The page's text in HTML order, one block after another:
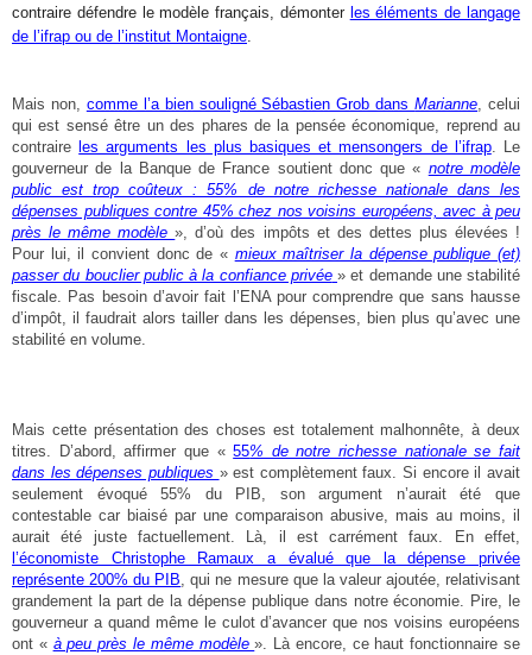
contraire défendre le modèle français, démonter les éléments de langage
de l’ifrap ou de l’institut Montaigne.
Mais non, comme l’a bien souligné Sébastien Grob dansMarianne, celui
qui est sensé être un des phares de la pensée économique, reprend au
contraire les arguments les plus basiques et mensongers de l’ifrap. Le
gouverneur de la Banque de France soutient donc que « notre modèle
public est trop coûteux : 55% de notre richesse nationale dans les
dépenses publiques contre 45% chez nos voisins européens, avec à peu
près le même modèle», d’où des impôts et des dettes plus élevées !
Pour lui, il convient donc de « mieux maîtriser la dépense publique (et)
passer du bouclier public à la confiance privée » et demande une stabilité
fiscale. Pas besoin d’avoir fait l’ENA pour comprendre que sans hausse
d’impôt, il faudrait alors tailler dans les dépenses, bien plus qu’avec une
stabilité en volume.
Mais cette présentation des choses est totalement malhonnête, à deux
titres. D’abord, affirmer que «55% de notre richesse nationale se fait
dans les dépenses publiques » est complètement faux. Si encore il avait
seulement évoqué 55% du PIB, son argument n’aurait été que
contestable car biaisé par une comparaison abusive, mais au moins, il
aurait été juste factuellement. Là, il est carrément faux. En effet,
l’économiste Christophe Ramaux a évalué que la dépense privée
représente 200% du PIB, qui ne mesure que la valeur ajoutée, relativisant
grandement la part de la dépense publique dans notre économie. Pire, le
gouverneur a quand même le culot d’avancer que nos voisins européens
ont « à peu près le même modèle». Là encore, ce haut fonctionnaire se